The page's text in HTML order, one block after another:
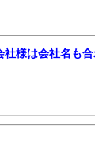
様は会社名も合